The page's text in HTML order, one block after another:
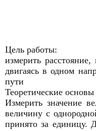
Цель работы:
измерить
двигаясь в одном
пути
Теоретические
Измерить значение
величину с
принято за единицу.